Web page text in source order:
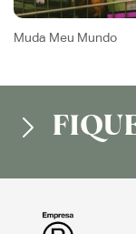
Muda Meu Mundo